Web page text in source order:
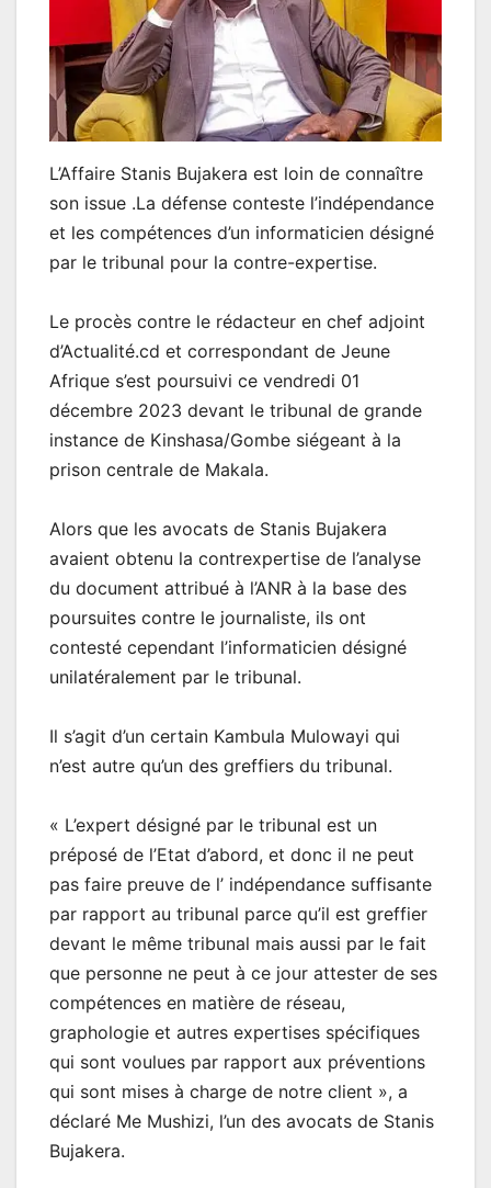
L’Affaire Stanis Bujakera est loin de connaître
son issue .La défense conteste l’indépendance
et les compétences d’un informaticien désigné
par le tribunal pour la contre-expertise.
Le procès contre le rédacteur en chef adjoint
d’Actualité.cd et correspondant de Jeune
Afrique s’est poursuivi ce vendredi 01
décembre 2023 devant le tribunal de grande
instance de Kinshasa/Gombe siégeant à la
prison centrale de Makala.
Alors que les avocats de Stanis Bujakera
avaient obtenu la contrexpertise de l’analyse
du document attribué à l’ANR à la base des
poursuites contre le journaliste, ils ont
contesté cependant l’informaticien désigné
unilatéralement par le tribunal.
Il s’agit d’un certain Kambula Mulowayi qui
n’est autre qu’un des greffiers du tribunal.
« L’expert désigné par le tribunal est un
préposé de l’Etat d’abord, et donc il ne peut
pas faire preuve de l’ indépendance suffisante
par rapport au tribunal parce qu’il est greffier
devant le même tribunal mais aussi par le fait
que personne ne peut à ce jour attester de ses
compétences en matière de réseau,
graphologie et autres expertises spécifiques
qui sont voulues par rapport aux préventions
qui sont mises à charge de notre client », a
déclaré Me Mushizi, l’un des avocats de Stanis
Bujakera.